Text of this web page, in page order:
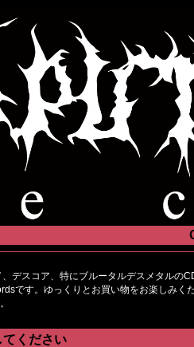
デスコア、特にブルータルデスメタルの
です。ゆっくりとお買い物をお楽しみく
ください